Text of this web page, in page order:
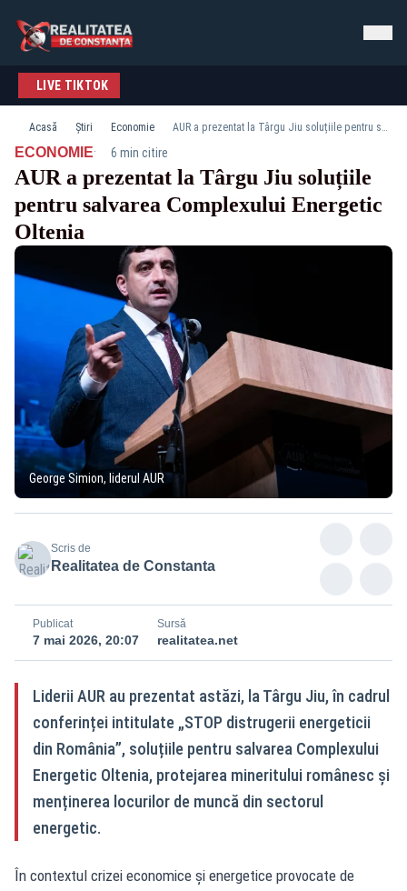
LIVE TIKTOK
Acasă Știri Economie AUR a prezentat la Târgu Jiu soluțiile pentru salvarea Complexului Energetic Oltenia
ECONOMIE· 6 min citire
AUR a prezentat la Târgu Jiu soluțiile
pentru salvarea Complexului Energetic
Oltenia
George Simion, liderul AUR
Scris de
Realitatea de Constanta
Publicat
7 mai 2026, 20:07
Sursă
realitatea.net
Liderii AUR au prezentat astăzi, la Târgu Jiu, în cadrul
conferinței intitulate „STOP distrugerii energeticii
din România”, soluțiile pentru salvarea Complexului
Energetic Oltenia, protejarea mineritului românesc și
menținerea locurilor de muncă din sectorul
energetic.
În contextul crizei economice și energetice provocate de